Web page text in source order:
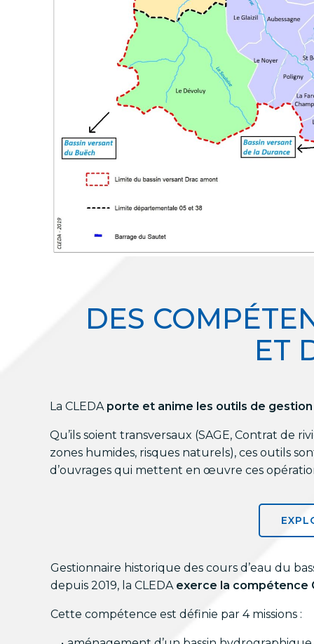
DES
ET
La CLEDA porte et anime les outils de
Qu’ils soient transversaux (SAGE, Contrat de
zones humides, risques naturels), ces outils
d’ouvrages qui mettent en œuvre ces
Gestionnaire historique des cours d’eau du
depuis 2019, la CLEDA exerce la compétence
Cette compétence est définie par 4 missions :